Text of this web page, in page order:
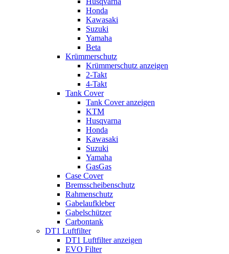
Honda
Kawasaki
Suzuki
Yamaha
Beta
Krümmerschutz
Krümmerschutz anzeigen
2-Takt
4-Takt
Tank Cover
Tank Cover anzeigen
KTM
Husqvarna
Honda
Kawasaki
Suzuki
Yamaha
GasGas
Case Cover
Bremsscheibenschutz
Rahmenschutz
Gabelaufkleber
Gabelschützer
Carbontank
DT1 Luftfilter
DT1 Luftfilter anzeigen
EVO Filter